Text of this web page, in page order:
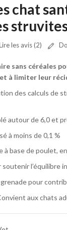
chat
les avis (2)
sans céréales
à limiter leur
des calculs de
autour de 6,0 et
à moins de 0,1 %
base de poulet,
l’équilibre
pour
aux chats